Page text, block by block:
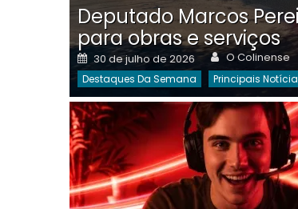
Deputado Marcos
para obras e serviços
Posted
on
30 de julho de 2026 Author
O Colinense
Destaques Da Semana Principais